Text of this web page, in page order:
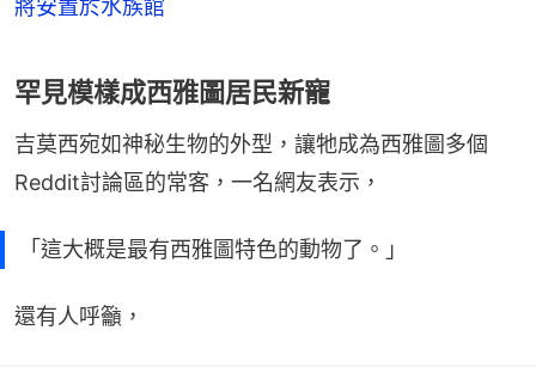
將安置於水族館
罕見模樣成西雅圖居民新寵
吉莫西宛如神秘生物的外型，讓牠成為西雅圖多個
Reddit討論區的常客，一名網友表示，
「這大概是最有西雅圖特色的動物了。」
還有人呼籲，